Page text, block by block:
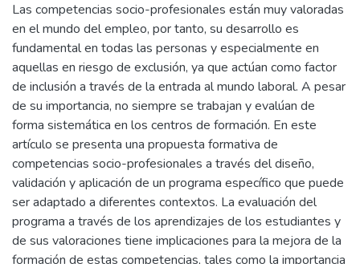
Las competencias socio-profesionales están muy valoradas
en el mundo del empleo, por tanto, su desarrollo es
fundamental en todas las personas y especialmente en
aquellas en riesgo de exclusión, ya que actúan como factor
de inclusión a través de la entrada al mundo laboral. A pesar
de su importancia, no siempre se trabajan y evalúan de
forma sistemática en los centros de formación. En este
artículo se presenta una propuesta formativa de
competencias socio-profesionales a través del diseño,
validación y aplicación de un programa específico que puede
ser adaptado a diferentes contextos. La evaluación del
programa a través de los aprendizajes de los estudiantes y
de sus valoraciones tiene implicaciones para la mejora de la
formación de estas competencias, tales como la importancia